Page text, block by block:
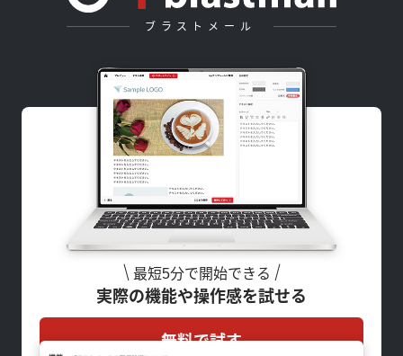
ブラストメール
最短5分で開始できる
実際の機能や操作感を試せる
無料で試す